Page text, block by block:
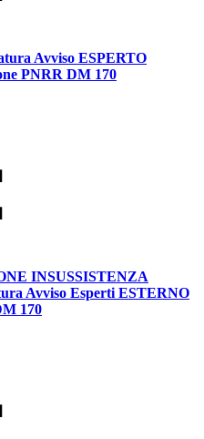
Avviso ESPERTO
PNRR DM 170
INSUSSISTENZA
Avviso Esperti ESTERNO
170